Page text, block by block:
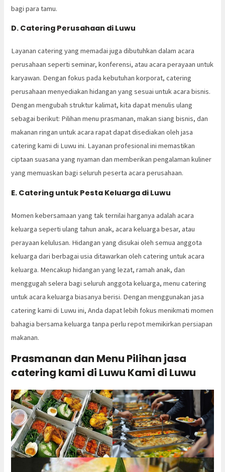
bagi para tamu.
D. Catering Perusahaan di Luwu
Layanan catering yang memadai juga dibutuhkan dalam acara
perusahaan seperti seminar, konferensi, atau acara perayaan untuk
karyawan. Dengan fokus pada kebutuhan korporat, catering
perusahaan menyediakan hidangan yang sesuai untuk acara bisnis.
Dengan mengubah struktur kalimat, kita dapat menulis ulang
sebagai berikut: Pilihan menu prasmanan, makan siang bisnis, dan
makanan ringan untuk acara rapat dapat disediakan oleh jasa
catering kami di Luwu ini. Layanan profesional ini memastikan
ciptaan suasana yang nyaman dan memberikan pengalaman kuliner
yang memuaskan bagi seluruh peserta acara perusahaan.
E. Catering untuk Pesta Keluarga di Luwu
Momen kebersamaan yang tak ternilai harganya adalah acara
keluarga seperti ulang tahun anak, acara keluarga besar, atau
perayaan kelulusan. Hidangan yang disukai oleh semua anggota
keluarga dari berbagai usia ditawarkan oleh catering untuk acara
keluarga. Mencakup hidangan yang lezat, ramah anak, dan
menggugah selera bagi seluruh anggota keluarga, menu catering
untuk acara keluarga biasanya berisi. Dengan menggunakan jasa
catering kami di Luwu ini, Anda dapat lebih fokus menikmati momen
bahagia bersama keluarga tanpa perlu repot memikirkan persiapan
makanan.
Prasmanan dan Menu Pilihan jasa
catering kami di Luwu Kami di Luwu